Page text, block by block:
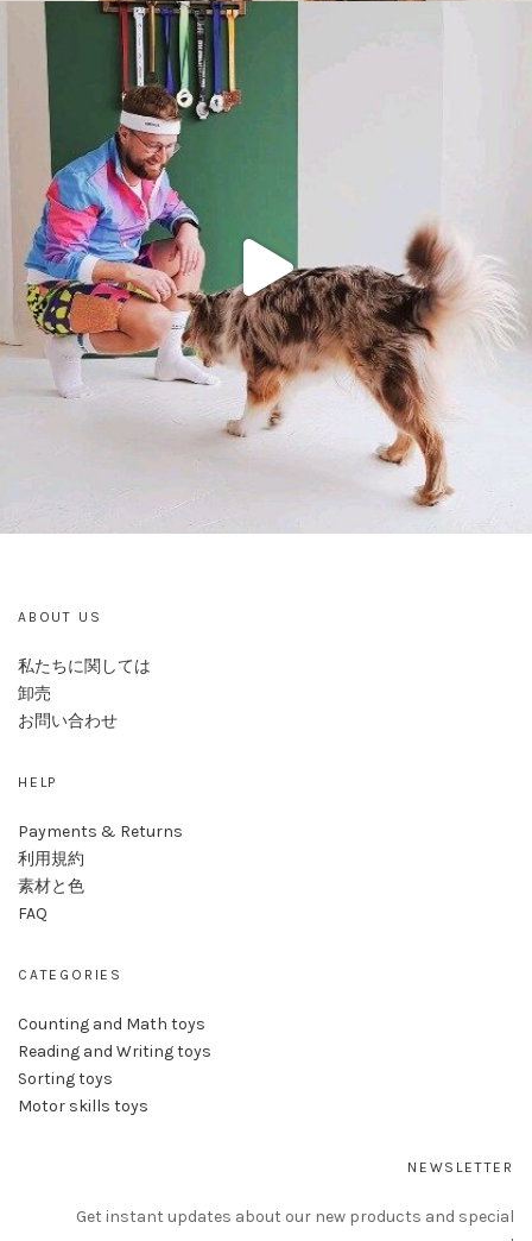
ABOUT US
私たちに関しては
卸売
お問い合わせ
HELP
Payments & Returns
利用規約
素材と色
FAQ
CATEGORIES
Counting and Math toys
Reading and Writing toys
Sorting toys
Motor skills toys
NEWSLETTER
Get instant updates about our new products and special